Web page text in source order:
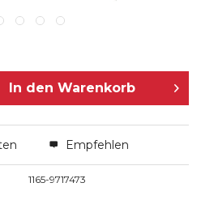
In den Warenkorb
Empfehlen
1165-9717473